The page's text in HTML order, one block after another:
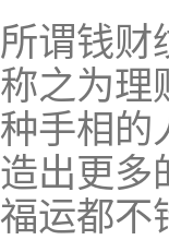
所谓钱财
称之为理
种手相的
造出更多
福运都不